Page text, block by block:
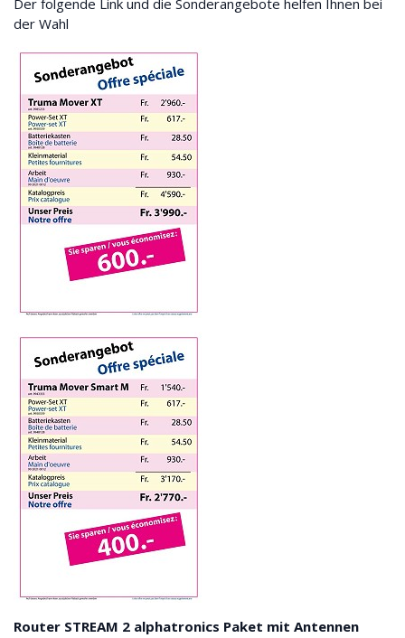
der Wahl
Router STREAM 2 alphatronics Paket mit Antennen